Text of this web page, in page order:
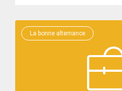
La bonne alternance